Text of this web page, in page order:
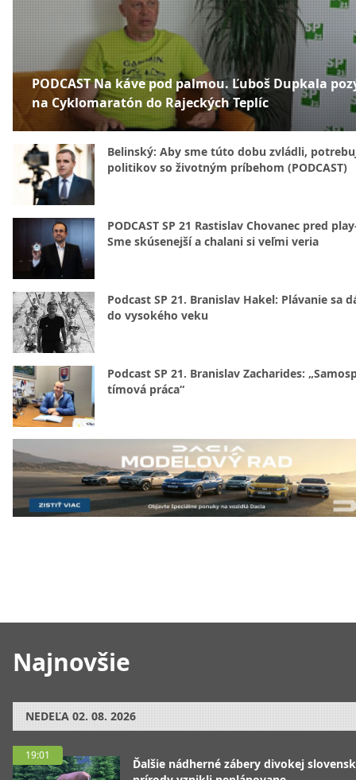
Najnovšie
NEDEĽA 02. 08. 2026
19:01
Ďalšie nádherné zábery divokej
PODCAST Na káve pod palmou. Ľuboš Dupkala
na Cyklomaratón do Rajeckých Teplíc
Belinský: Aby sme túto dobu zvládli,
politikov so životným príbehom (PODCAST)
PODCAST SP 21 Rastislav Chovanec pred
Sme skúsenejší a chalani si veľmi veria
Podcast SP 21. Branislav Hakel: Plávanie sa
do vysokého veku
Podcast SP 21. Branislav Zacharides:
tímová práca“